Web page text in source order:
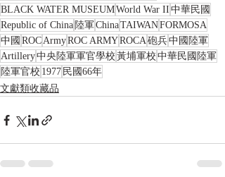
BLACK WATER MUSEUMWorld War II 中華民國
Republic of China 陸軍ChinaTAIWANFORMOSA
中國 ROCArmyROC ARMYROCA砲兵中國陸軍
Artillery中央陸軍軍官學校 黃埔軍校 中華民國陸軍
陸軍官校 1977 民國66年
文獻類收藏品